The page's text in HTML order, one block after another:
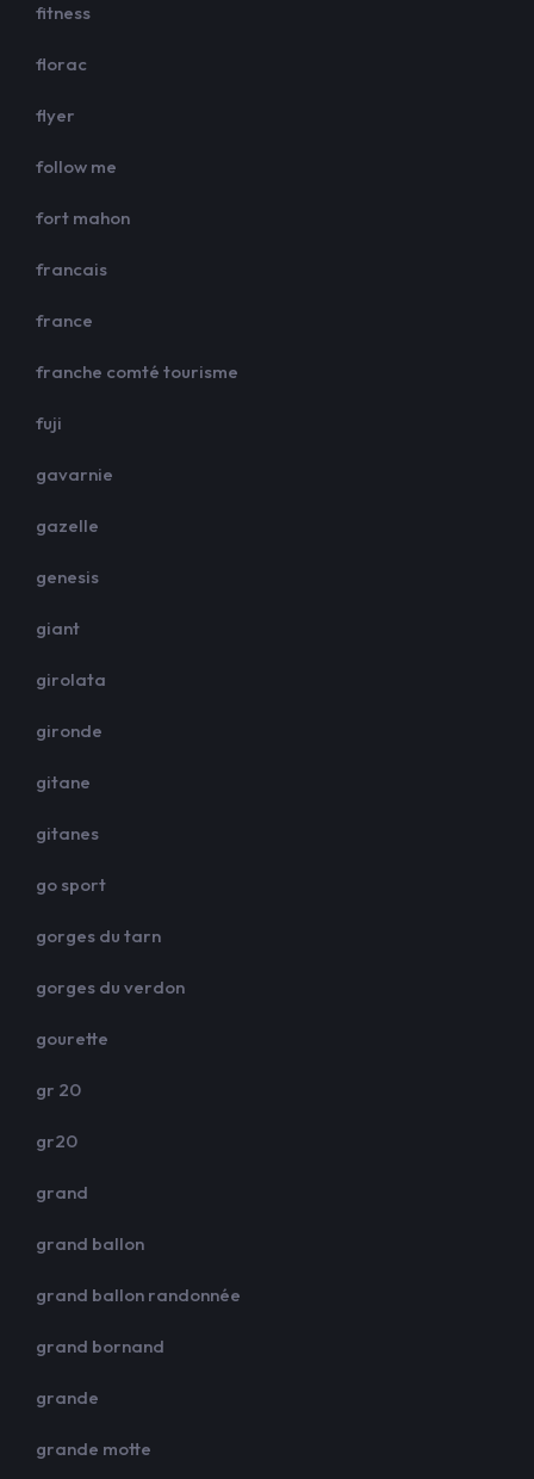
fitness
florac
flyer
follow me
fort mahon
francais
france
franche comté tourisme
fuji
gavarnie
gazelle
genesis
giant
girolata
gironde
gitane
gitanes
go sport
gorges du tarn
gorges du verdon
gourette
gr 20
gr20
grand
grand ballon
grand ballon randonnée
grand bornand
grande
grande motte